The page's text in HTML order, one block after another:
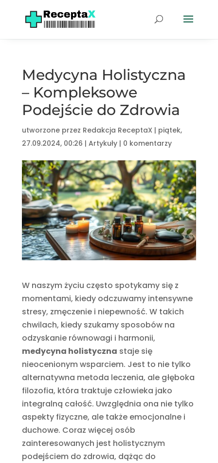
Medycyna Holistyczna
– Kompleksowe
Podejście do Zdrowia
utworzone przez Redakcja ReceptaX| piątek,
27.09.2024, 00:26 | Artykuły| 0 komentarzy
W naszym życiu często spotykamy się z
momentami, kiedy odczuwamy intensywne
stresy, zmęczenie i niepewność. W takich
chwilach, kiedy szukamy sposobów na
odzyskanie równowagi i harmonii,
medycyna holistyczna staje się
nieocenionym wsparciem. Jest to nie tylko
alternatywna metoda leczenia, ale głęboka
filozofia, która traktuje człowieka jako
integralną całość. Uwzględnia ona nie tylko
aspekty fizyczne, ale także emocjonalne i
duchowe. Coraz więcej osób
zainteresowanych jest holistycznym
podejściem do zdrowia, dążąc do